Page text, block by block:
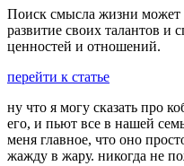
Поиск смысла жизни может
развитие своих талантов и
ценностей и отношений.
перейти к статье
ну что я могу сказать про
его, и пьют все в нашей
меня главное, что оно
жажду в жару. никогда не